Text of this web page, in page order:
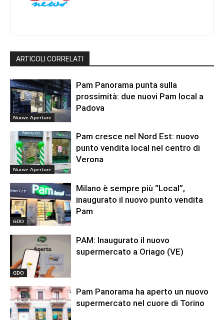
ARTICOLI CORRELATI
Nuove Aperture
Pam Panorama punta sulla
prossimità: due nuovi Pam local a
Padova
Nuove Aperture
Pam cresce nel Nord Est: nuovo
punto vendita local nel centro di
Verona
GDO
Milano è sempre più “Local”,
inaugurato il nuovo punto vendita
Pam
GDO
PAM: Inaugurato il nuovo
supermercato a Oriago (VE)
Pam Panorama ha aperto un nuovo
supermercato nel cuore di Torino